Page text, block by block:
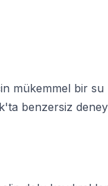
mükemmel bir su
benzersiz